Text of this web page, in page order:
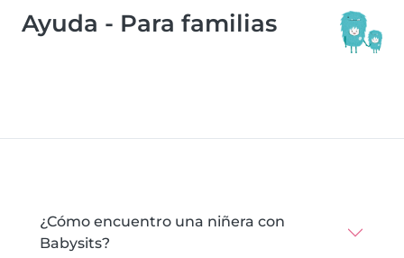
Ayuda - Para familias
¿Cómo encuentro una niñera con
Babysits?